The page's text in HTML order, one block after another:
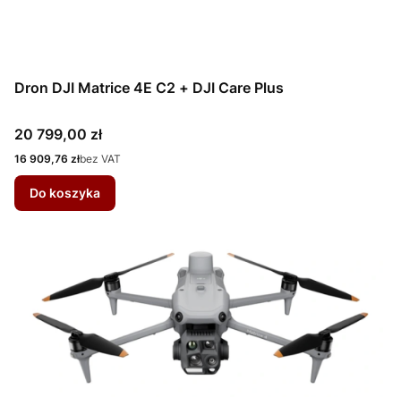
Dron DJI Matrice 4E C2 + DJI Care Plus
Cena
20 799,00 zł
Cena
16 909,76 złbez VAT
Do koszyka